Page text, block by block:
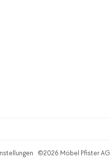
©2026 Möbel Pfister AG